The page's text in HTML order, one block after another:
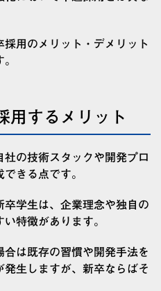
用のメリット・デメリット
用するメリット
の技術スタックや開発プロ
きる点です。
学生は、企業理念や独自の
特徴があります。
は既存の習慣や開発手法を
発生しますが、新卒ならばそ